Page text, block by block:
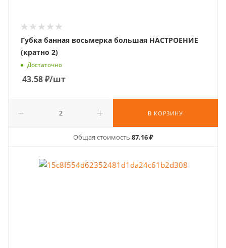
Губка банная восьмерка большая НАСТРОЕНИЕ
(кратно 2)
Достаточно
43.58₽/шт
В КОРЗИНУ
Общая стоимость 87.16 ₽